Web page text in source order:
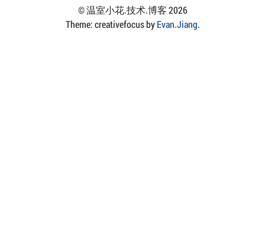
© 温室小花.技术.博客 2026
Theme: creativefocus byEvan.Jiang.